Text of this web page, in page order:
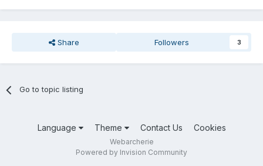
Share Followers 3
Go to topic listing
Language Theme Contact Us Cookies
Webarcherie
Powered by Invision Community